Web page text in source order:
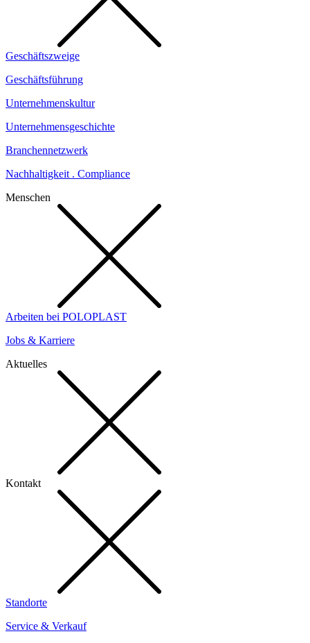
Geschäftszweige
Geschäftsführung
Unternehmenskultur
Unternehmensgeschichte
Branchennetzwerk
Nachhaltigkeit . Compliance
Menschen
Arbeiten bei POLOPLAST
Jobs & Karriere
Aktuelles
Kontakt
Standorte
Service & Verkauf